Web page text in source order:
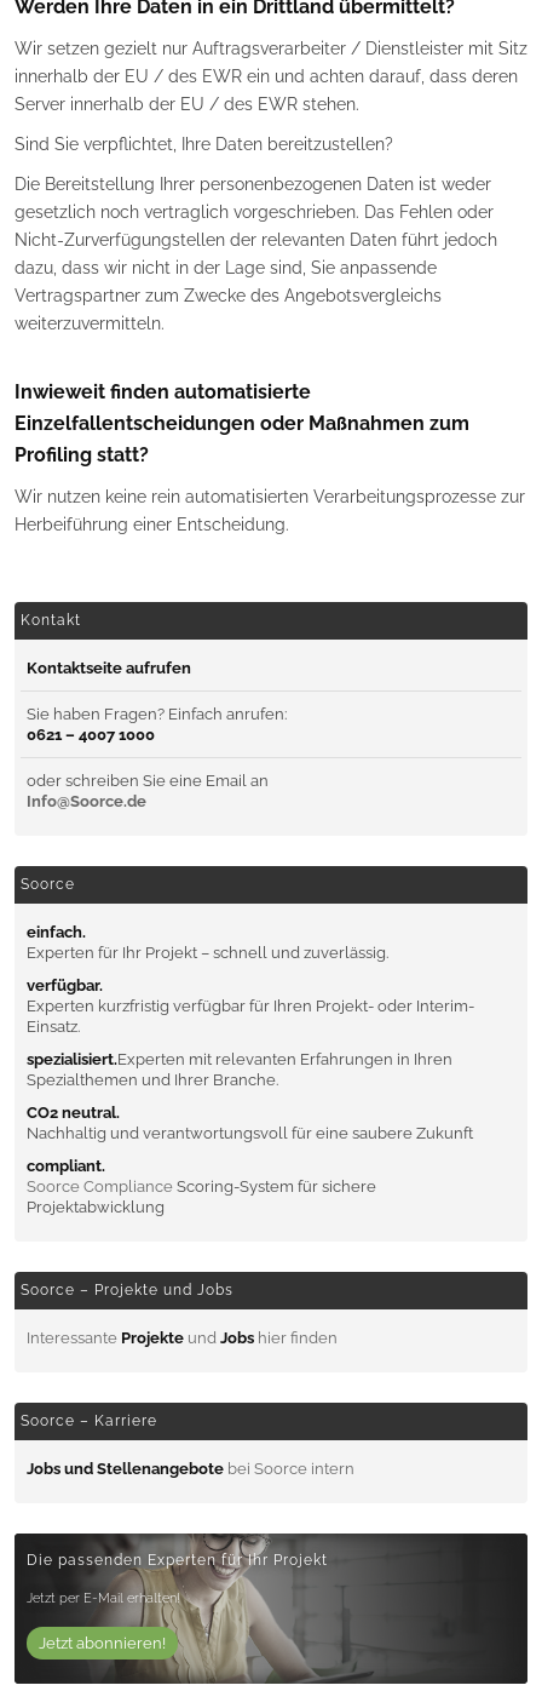
Werden Ihre Daten in ein Drittland übermittelt?
Wir setzen gezielt nur Auftragsverarbeiter / Dienstleister mit Sitz
innerhalb der EU / des EWR ein und achten darauf, dass deren
Server innerhalb der EU / des EWR stehen.
Sind Sie verpflichtet, Ihre Daten bereitzustellen?
Die Bereitstellung Ihrer personenbezogenen Daten ist weder
gesetzlich noch vertraglich vorgeschrieben. Das Fehlen oder
Nicht-Zurverfügungstellen der relevanten Daten führt jedoch
dazu, dass wir nicht in der Lage sind, Sie anpassende
Vertragspartner zum Zwecke des Angebotsvergleichs
weiterzuvermitteln.
Inwieweit finden automatisierte
Einzelfallentscheidungen oder Maßnahmen zum
Profiling statt?
Wir nutzen keine rein automatisierten Verarbeitungsprozesse zur
Herbeiführung einer Entscheidung.
Kontakt
Kontaktseite aufrufen
Sie haben Fragen? Einfach anrufen:
0621 – 4007 1000
oder schreiben Sie eine Email an
Info@Soorce.de
Soorce
einfach.
Experten für Ihr Projekt – schnell und zuverlässig.
verfügbar.
Experten kurzfristig verfügbar für Ihren Projekt- oder Interim-
Einsatz.
spezialisiert.Experten mit relevanten Erfahrungen in Ihren
Spezialthemen und Ihrer Branche.
CO2 neutral.
Nachhaltig und verantwortungsvoll für eine saubere Zukunft
compliant.
Soorce Compliance Scoring-System für sichere
Projektabwicklung
Soorce – Projekte und Jobs
Interessante Projekte und Jobs hier finden
Soorce – Karriere
Jobs und Stellenangebote bei Soorce intern
Die passenden Experten für Ihr Projekt
Jetzt per E-Mail erhalten!
Jetzt abonnieren!